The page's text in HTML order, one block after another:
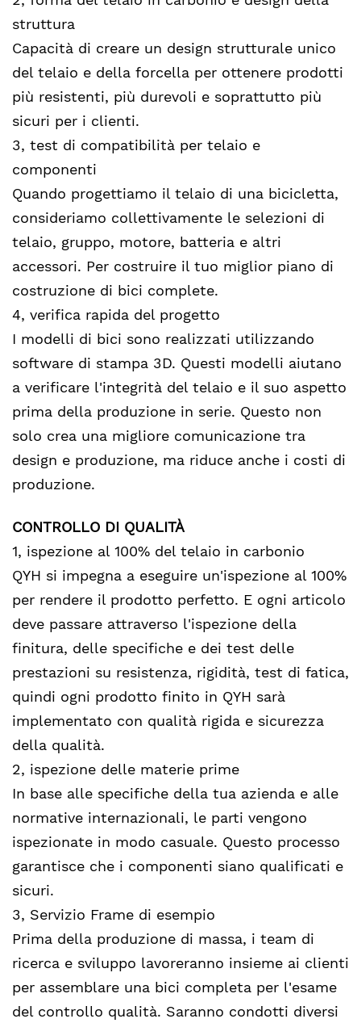
struttura
Capacità di creare un design strutturale unico
del telaio e della forcella per ottenere prodotti
più resistenti, più durevoli e soprattutto più
sicuri per i clienti.
3, test di compatibilità per telaio e
componenti
Quando progettiamo il telaio di una bicicletta,
consideriamo collettivamente le selezioni di
telaio, gruppo, motore, batteria e altri
accessori. Per costruire il tuo miglior piano di
costruzione di bici complete.
4, verifica rapida del progetto
I modelli di bici sono realizzati utilizzando
software di stampa 3D. Questi modelli aiutano
a verificare l'integrità del telaio e il suo aspetto
prima della produzione in serie. Questo non
solo crea una migliore comunicazione tra
design e produzione, ma riduce anche i costi di
produzione.
CONTROLLO DI QUALITÀ
1, ispezione al 100% del telaio in carbonio
QYH si impegna a eseguire un'ispezione al 100%
per rendere il prodotto perfetto. E ogni articolo
deve passare attraverso l'ispezione della
finitura, delle specifiche e dei test delle
prestazioni su resistenza, rigidità, test di fatica,
quindi ogni prodotto finito in QYH sarà
implementato con qualità rigida e sicurezza
della qualità.
2, ispezione delle materie prime
In base alle specifiche della tua azienda e alle
normative internazionali, le parti vengono
ispezionate in modo casuale. Questo processo
garantisce che i componenti siano qualificati e
sicuri.
3, Servizio Frame di esempio
Prima della produzione di massa, i team di
ricerca e sviluppo lavoreranno insieme ai clienti
per assemblare una bici completa per l'esame
del controllo qualità. Saranno condotti diversi